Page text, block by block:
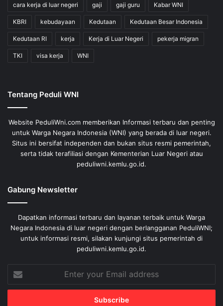
cara kerja di luar negeri gaji gaji guru Kabar WNI
KBRI kebudayaan Kedutaan Kedutaan Besar Indonesia
Kedutaan RI kerja Kerja di Luar Negeri pekerja migran
TKI visa kerja WNI
Tentang Peduli WNI
Website PeduliWni.com memberikan Informasi terbaru dan penting
untuk Warga Negara Indonesia (WNI) yang berada di luar negeri.
Situs ini bersifat independen dan bukan situs resmi pemerintah,
serta tidak terafiliasi dengan Kementerian Luar Negeri atau
peduliwni.kemlu.go.id.
Gabung Newsletter
Dapatkan informasi terbaru dan layanan terbaik untuk Warga
Negara Indonesia di luar negeri dengan berlangganan PeduliWNI;
untuk informasi resmi, silakan kunjungi situs pemerintah di
peduliwni.kemlu.go.id.
your
Email